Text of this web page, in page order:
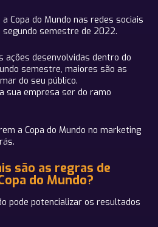
Copa do Mundo nas redes sociais
semestre de 2022.
ações desenvolvidas dentro do
semestre, maiores são as
do seu público.
sua empresa ser do ramo
a Copa do Mundo no marketing
são as regras de
do Mundo?
pode potencializar os resultados